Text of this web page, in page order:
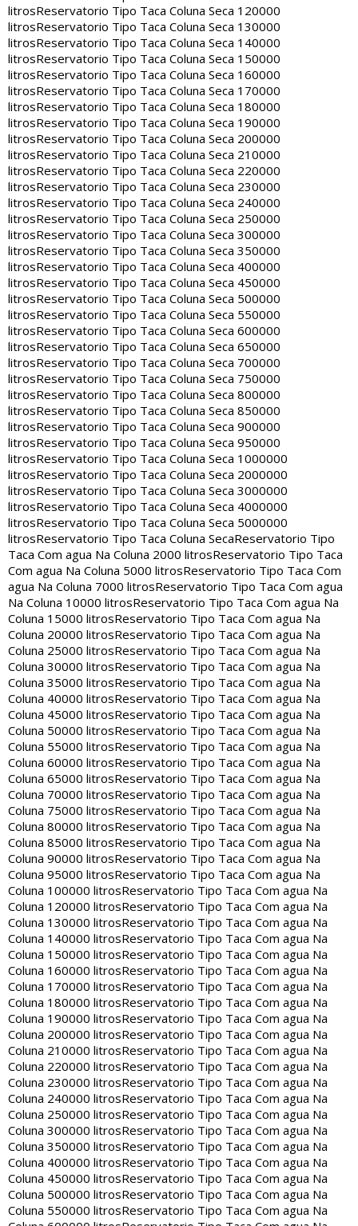
litrosReservatorio Tipo Taca Coluna Seca 120000
litrosReservatorio Tipo Taca Coluna Seca 130000
litrosReservatorio Tipo Taca Coluna Seca 140000
litrosReservatorio Tipo Taca Coluna Seca 150000
litrosReservatorio Tipo Taca Coluna Seca 160000
litrosReservatorio Tipo Taca Coluna Seca 170000
litrosReservatorio Tipo Taca Coluna Seca 180000
litrosReservatorio Tipo Taca Coluna Seca 190000
litrosReservatorio Tipo Taca Coluna Seca 200000
litrosReservatorio Tipo Taca Coluna Seca 210000
litrosReservatorio Tipo Taca Coluna Seca 220000
litrosReservatorio Tipo Taca Coluna Seca 230000
litrosReservatorio Tipo Taca Coluna Seca 240000
litrosReservatorio Tipo Taca Coluna Seca 250000
litrosReservatorio Tipo Taca Coluna Seca 300000
litrosReservatorio Tipo Taca Coluna Seca 350000
litrosReservatorio Tipo Taca Coluna Seca 400000
litrosReservatorio Tipo Taca Coluna Seca 450000
litrosReservatorio Tipo Taca Coluna Seca 500000
litrosReservatorio Tipo Taca Coluna Seca 550000
litrosReservatorio Tipo Taca Coluna Seca 600000
litrosReservatorio Tipo Taca Coluna Seca 650000
litrosReservatorio Tipo Taca Coluna Seca 700000
litrosReservatorio Tipo Taca Coluna Seca 750000
litrosReservatorio Tipo Taca Coluna Seca 800000
litrosReservatorio Tipo Taca Coluna Seca 850000
litrosReservatorio Tipo Taca Coluna Seca 900000
litrosReservatorio Tipo Taca Coluna Seca 950000
litrosReservatorio Tipo Taca Coluna Seca 1000000
litrosReservatorio Tipo Taca Coluna Seca 2000000
litrosReservatorio Tipo Taca Coluna Seca 3000000
litrosReservatorio Tipo Taca Coluna Seca 4000000
litrosReservatorio Tipo Taca Coluna Seca 5000000
litrosReservatorio Tipo Taca Coluna SecaReservatorio Tipo
Taca Com agua Na Coluna 2000 litrosReservatorio Tipo Taca
Com agua Na Coluna 5000 litrosReservatorio Tipo Taca Com
agua Na Coluna 7000 litrosReservatorio Tipo Taca Com agua
Na Coluna 10000 litrosReservatorio Tipo Taca Com agua Na
Coluna 15000 litrosReservatorio Tipo Taca Com agua Na
Coluna 20000 litrosReservatorio Tipo Taca Com agua Na
Coluna 25000 litrosReservatorio Tipo Taca Com agua Na
Coluna 30000 litrosReservatorio Tipo Taca Com agua Na
Coluna 35000 litrosReservatorio Tipo Taca Com agua Na
Coluna 40000 litrosReservatorio Tipo Taca Com agua Na
Coluna 45000 litrosReservatorio Tipo Taca Com agua Na
Coluna 50000 litrosReservatorio Tipo Taca Com agua Na
Coluna 55000 litrosReservatorio Tipo Taca Com agua Na
Coluna 60000 litrosReservatorio Tipo Taca Com agua Na
Coluna 65000 litrosReservatorio Tipo Taca Com agua Na
Coluna 70000 litrosReservatorio Tipo Taca Com agua Na
Coluna 75000 litrosReservatorio Tipo Taca Com agua Na
Coluna 80000 litrosReservatorio Tipo Taca Com agua Na
Coluna 85000 litrosReservatorio Tipo Taca Com agua Na
Coluna 90000 litrosReservatorio Tipo Taca Com agua Na
Coluna 95000 litrosReservatorio Tipo Taca Com agua Na
Coluna 100000 litrosReservatorio Tipo Taca Com agua Na
Coluna 120000 litrosReservatorio Tipo Taca Com agua Na
Coluna 130000 litrosReservatorio Tipo Taca Com agua Na
Coluna 140000 litrosReservatorio Tipo Taca Com agua Na
Coluna 150000 litrosReservatorio Tipo Taca Com agua Na
Coluna 160000 litrosReservatorio Tipo Taca Com agua Na
Coluna 170000 litrosReservatorio Tipo Taca Com agua Na
Coluna 180000 litrosReservatorio Tipo Taca Com agua Na
Coluna 190000 litrosReservatorio Tipo Taca Com agua Na
Coluna 200000 litrosReservatorio Tipo Taca Com agua Na
Coluna 210000 litrosReservatorio Tipo Taca Com agua Na
Coluna 220000 litrosReservatorio Tipo Taca Com agua Na
Coluna 230000 litrosReservatorio Tipo Taca Com agua Na
Coluna 240000 litrosReservatorio Tipo Taca Com agua Na
Coluna 250000 litrosReservatorio Tipo Taca Com agua Na
Coluna 300000 litrosReservatorio Tipo Taca Com agua Na
Coluna 350000 litrosReservatorio Tipo Taca Com agua Na
Coluna 400000 litrosReservatorio Tipo Taca Com agua Na
Coluna 450000 litrosReservatorio Tipo Taca Com agua Na
Coluna 500000 litrosReservatorio Tipo Taca Com agua Na
Coluna 550000 litrosReservatorio Tipo Taca Com agua Na